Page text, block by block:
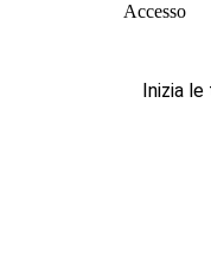
Accesso
Inizia le